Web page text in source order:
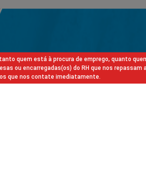
quem está à procura de emprego, quanto
ou encarregadas(os) do RH que nos
que nos contate imediatamente.